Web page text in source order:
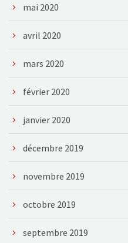
mai 2020
avril 2020
mars 2020
février 2020
janvier 2020
décembre 2019
novembre 2019
octobre 2019
septembre 2019